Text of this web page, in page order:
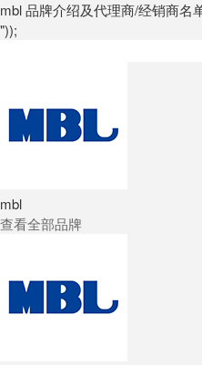
mbl 品牌介绍及代理商/经销商名
"));
mbl
查看全部品牌